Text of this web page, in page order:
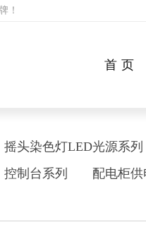
！
首页
摇头染色灯LED光源系列
控制台系列 配电柜供